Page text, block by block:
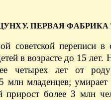
ПЕРВАЯ ФАБРИКА
советской переписи в
в возрасте до 15
четырех лет от
млн младенцев;
прирост более 3 млн